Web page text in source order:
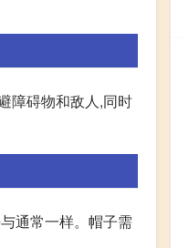
障碍物和敌人,同时
通常一样。帽子需